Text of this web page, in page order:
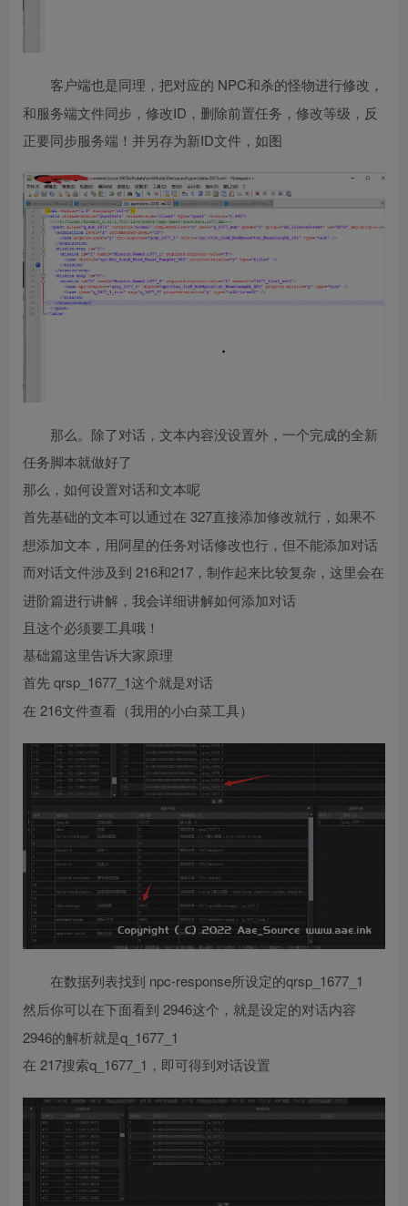
客户端也是同理，把对应的 NPC和杀的怪物进行修改，
和服务端文件同步，修改ID，删除前置任务，修改等级，反
正要同步服务端！并另存为新ID文件，如图
那么。除了对话，文本内容没设置外，一个完成的全新
任务脚本就做好了
那么，如何设置对话和文本呢
首先基础的文本可以通过在 327直接添加修改就行，如果不
想添加文本，用阿星的任务对话修改也行，但不能添加对话
而对话文件涉及到 216和217，制作起来比较复杂，这里会在
进阶篇进行讲解，我会详细讲解如何添加对话
且这个必须要工具哦！
基础篇这里告诉大家原理
首先 qrsp_1677_1这个就是对话
在 216文件查看（我用的小白菜工具）
在数据列表找到 npc-response所设定的qrsp_1677_1
然后你可以在下面看到 2946这个，就是设定的对话内容
2946的解析就是q_1677_1
在 217搜索q_1677_1，即可得到对话设置